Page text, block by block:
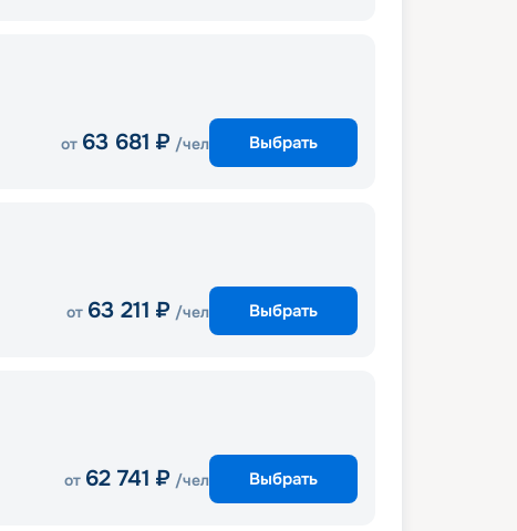
от 63 681 ₽ /чел Выбрать
от 63 211 ₽ /чел Выбрать
от 62 741 ₽ /чел Выбрать